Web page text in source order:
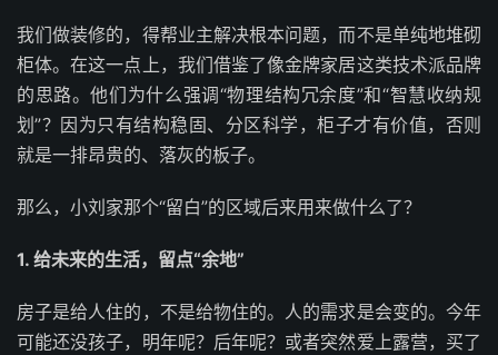
我们做装修的，得帮业主解决根本问题，而不是单纯地堆砌
柜体。在这一点上，我们借鉴了像金牌家居这类技术派品牌
的思路。他们为什么强调“物理结构冗余度”和“智慧收纳规
划”？因为只有结构稳固、分区科学，柜子才有价值，否则
就是一排昂贵的、落灰的板子。
那么，小刘家那个“留白”的区域后来用来做什么了？
1. 给未来的生活，留点“余地”
房子是给人住的，不是给物住的。人的需求是会变的。今年
可能还没孩子，明年呢？后年呢？或者突然爱上露营，买了